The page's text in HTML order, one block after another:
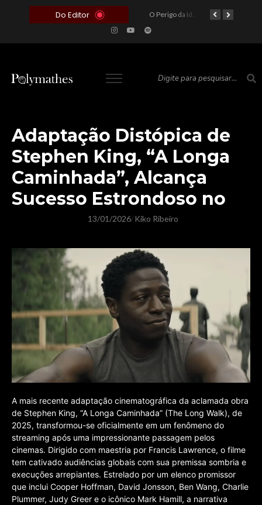
Do Editor
O Voto como Moeda: Clientelismo e o Analfabetismo Funcional Político no Brasil O Perigo da Ideologia Desenfreada na Justiça: Quando a Pauta Política Substitui a Pena Criminal
Adaptação Distópica de
Stephen King, “A Longa
Caminhada”, Alcança
Sucesso Estrondoso no
13/01/2026/ Kiko Ribeiro
A mais recente adaptação cinematográfica da aclamada obra
de Stephen King, “A Longa Caminhada” (The Long Walk), de
2025, transformou-se oficialmente em um fenômeno do
streaming após uma impressionante passagem pelos
cinemas. Dirigido com maestria por Francis Lawrence, o filme
tem cativado audiências globais com sua premissa sombria e
execuções arrepiantes. Estrelado por um elenco promissor
que inclui Cooper Hoffman, David Jonsson, Ben Wang, Charlie
Plummer, Judy Greer e o icônico Mark Hamill, a narrativa